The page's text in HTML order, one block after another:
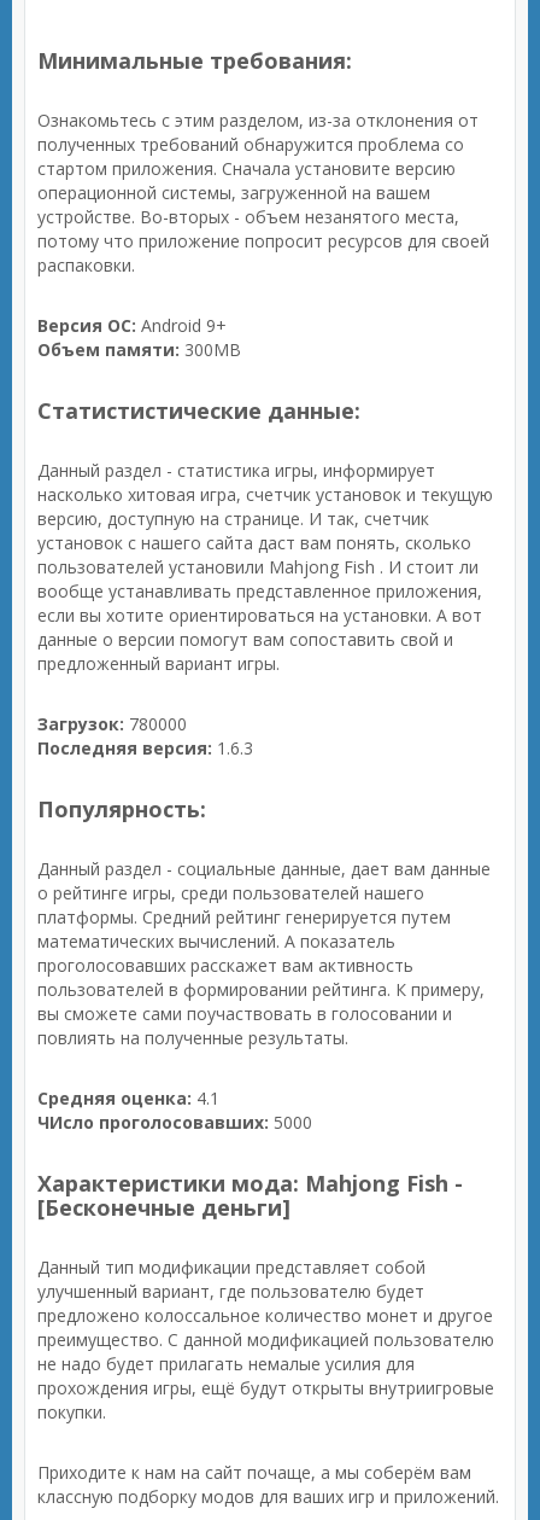
Минимальные требования:
Ознакомьтесь с этим разделом, из-за отклонения от
полученных требований обнаружится проблема со
стартом приложения. Сначала установите версию
операционной системы, загруженной на вашем
устройстве. Во-вторых - объем незанятого места,
потому что приложение попросит ресурсов для своей
распаковки.
Версия ОС: Android 9+
Объем памяти: 300MB
Статистистические данные:
Данный раздел - статистика игры, информирует
насколько хитовая игра, счетчик установок и текущую
версию, доступную на странице. И так, счетчик
установок с нашего сайта даст вам понять, сколько
пользователей установили Mahjong Fish . И стоит ли
вообще устанавливать представленное приложения,
если вы хотите ориентироваться на установки. А вот
данные о версии помогут вам сопоставить свой и
предложенный вариант игры.
Загрузок: 780000
Последняя версия: 1.6.3
Популярность:
Данный раздел - социальные данные, дает вам данные
о рейтинге игры, среди пользователей нашего
платформы. Средний рейтинг генерируется путем
математических вычислений. А показатель
проголосовавших расскажет вам активность
пользователей в формировании рейтинга. К примеру,
вы сможете сами поучаствовать в голосовании и
повлиять на полученные результаты.
Средняя оценка: 4.1
ЧИсло проголосовавших: 5000
Характеристики мода: Mahjong Fish -
[Бесконечные деньги]
Данный тип модификации представляет собой
улучшенный вариант, где пользователю будет
предложено колоссальное количество монет и другое
преимущество. С данной модификацией пользователю
не надо будет прилагать немалые усилия для
прохождения игры, ещё будут открыты внутриигровые
покупки.
Приходите к нам на сайт почаще, а мы соберём вам
классную подборку модов для ваших игр и приложений.